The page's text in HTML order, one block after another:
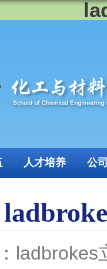
人才培养 公
ladbrokes